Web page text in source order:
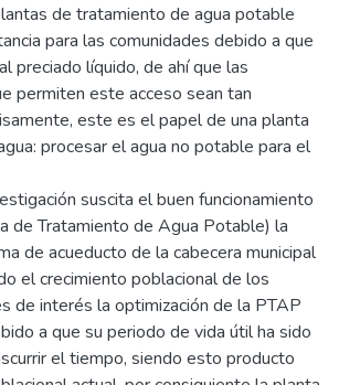
de tratamiento de agua potable
para las comunidades debido a que
preciado líquido, de ahí que las
permiten este acceso sean tan
este es el papel de una planta
procesar el agua no potable para el
suscita el buen funcionamiento
de Tratamiento de Agua Potable) la
de acueducto de la cabecera municipal
el crecimiento poblacional de los
de interés la optimización de la PTAP
a que su periodo de vida útil ha sido
el tiempo, siendo esto producto